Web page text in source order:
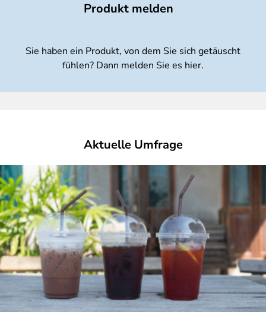
Produkt melden
Sie haben ein Produkt, von dem Sie sich getäuscht
fühlen? Dann melden Sie es hier.
Aktuelle Umfrage